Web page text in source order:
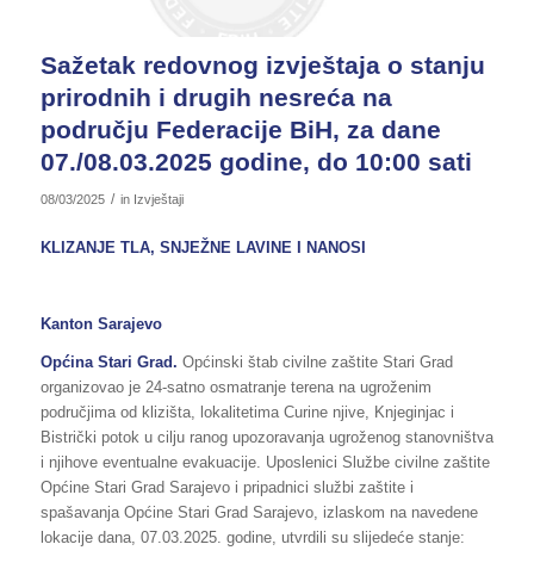
Sažetak redovnog izvještaja o stanju
prirodnih i drugih nesreća na
području Federacije BiH, za dane
07./08.03.2025 godine, do 10:00 sati
08/03/2025 / in Izvještaji
KLIZANJE TLA, SNJEŽNE LAVINE I NANOSI
Kanton Sarajevo
Općina Stari Grad. Općinski štab civilne zaštite Stari Grad
organizovao je 24-satno osmatranje terena na ugroženim
područjima od klizišta, lokalitetima Curine njive, Knjeginjac i
Bistrički potok u cilju ranog upozoravanja ugroženog stanovništva
i njihove eventualne evakuacije. Uposlenici Službe civilne zaštite
Općine Stari Grad Sarajevo i pripadnici službi zaštite i
spašavanja Općine Stari Grad Sarajevo, izlaskom na navedene
lokacije dana, 07.03.2025. godine, utvrdili su slijedeće stanje: